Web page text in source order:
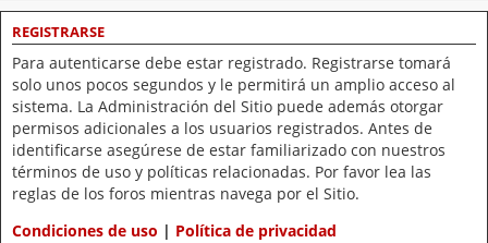
REGISTRARSE
Para autenticarse debe estar registrado. Registrarse tomará
solo unos pocos segundos y le permitirá un amplio acceso al
sistema. La Administración del Sitio puede además otorgar
permisos adicionales a los usuarios registrados. Antes de
identificarse asegúrese de estar familiarizado con nuestros
términos de uso y políticas relacionadas. Por favor lea las
reglas de los foros mientras navega por el Sitio.
Condiciones de uso | Política de privacidad